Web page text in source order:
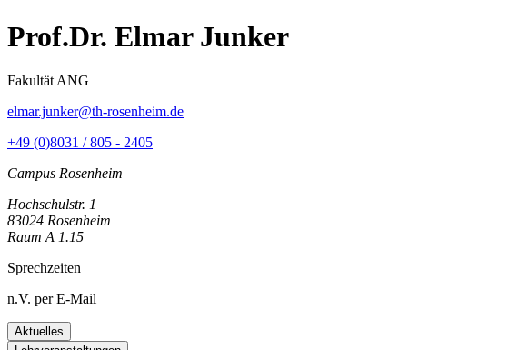
Prof.Dr. Elmar Junker
Fakultät ANG
elmar.junker@th-rosenheim.de
+49 (0)8031 / 805 - 2405
Campus Rosenheim
Hochschulstr. 1
83024 Rosenheim
Raum A 1.15
Sprechzeiten
n.V. per E-Mail
Aktuelles